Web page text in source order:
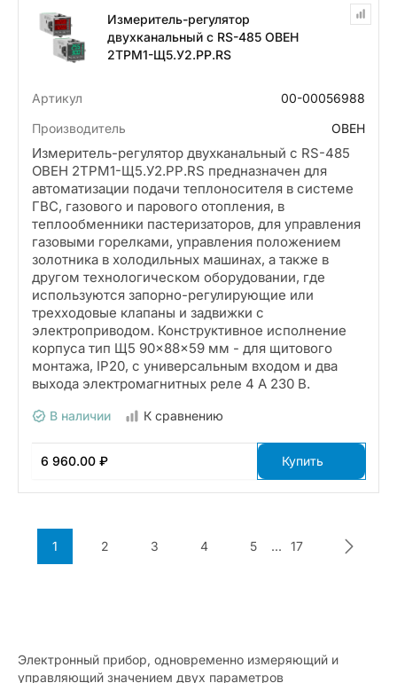
Измеритель-регулятор
двухканальный с RS-485 ОВЕН
2ТРМ1-Щ5.У2.РР.RS
Артикул
00-00056988
Производитель
ОВЕН
Измеритель-регулятор двухканальный с RS-485
ОВЕН 2ТРМ1-Щ5.У2.РР.RS предназначен для
автоматизации подачи теплоносителя в системе
ГВС, газового и парового отопления, в
теплообменники пастеризаторов, для управления
газовыми горелками, управления положением
золотника в холодильных машинах, а также в
другом технологическом оборудовании, где
используются запорно-регулирующие или
трехходовые клапаны и задвижки с
электроприводом. Конструктивное исполнение
корпуса тип Щ5 90×88×59 мм - для щитового
монтажа, IP20, с универсальным входом и два
выхода электромагнитных реле 4 А 230 В.
В наличии К сравнению
6 960.00 ₽ Купить
1 2 3 4 5 ... 17
Электронный прибор, одновременно измеряющий и
управляющий значением двух параметров